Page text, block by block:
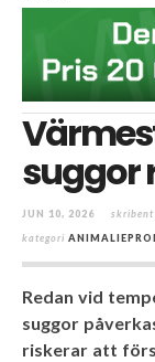
suggor
JUN 10, 2026 skribent
kategori
Redan vid
suggor
riskerar att